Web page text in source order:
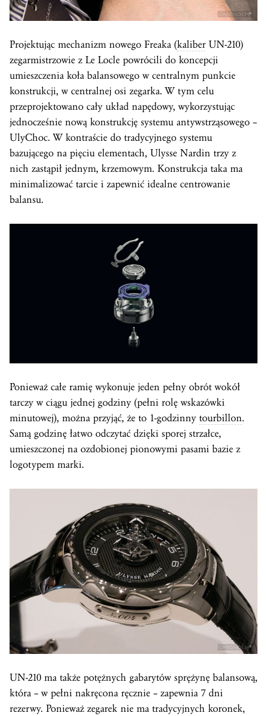
Projektując mechanizm nowego Freaka (kaliber UN-210)
zegarmistrzowie z Le Locle powrócili do koncepcji
umieszczenia koła balansowego w centralnym punkcie
konstrukcji, w centralnej osi zegarka. W tym celu
przeprojektowano cały układ napędowy, wykorzystując
jednocześnie nową konstrukcję systemu antywstrząsowego –
UlyChoc. W kontraście do tradycyjnego systemu
bazującego na pięciu elementach, Ulysse Nardin trzy z
nich zastąpił jednym, krzemowym. Konstrukcja taka ma
minimalizować tarcie i zapewnić idealne centrowanie
balansu.
Ponieważ całe ramię wykonuje jeden pełny obrót wokół
tarczy w ciągu jednej godziny (pełni rolę wskazówki
minutowej), można przyjąć, że to 1-godzinny tourbillon.
Samą godzinę łatwo odczytać dzięki sporej strzałce,
umieszczonej na ozdobionej pionowymi pasami bazie z
logotypem marki.
UN-210 ma także potężnych gabarytów sprężynę balansową,
która – w pełni nakręcona ręcznie – zapewnia 7 dni
rezerwy. Ponieważ zegarek nie ma tradycyjnych koronek,